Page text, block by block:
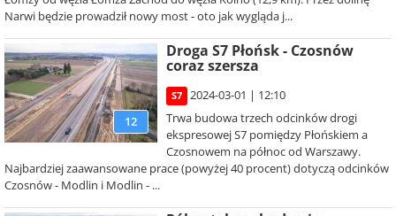
Narwi będzie prowadził nowy most - oto jak wygląda j...
12
Droga S7 Płońsk - Czosnów
coraz szersza
S7
2024-03-01 | 12:10
Trwa budowa trzech odcinków drogi
ekspresowej S7 pomiędzy Płońskiem a
Czosnowem na północ od Warszawy.
Najbardziej zaawansowane prace (powyżej 40 procent) dotyczą odcinków
Czosnów - Modlin i Modlin - ...